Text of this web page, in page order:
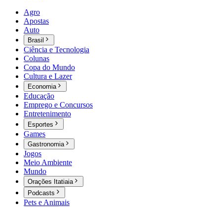
Agro
Apostas
Auto
Brasil
Ciência e Tecnologia
Colunas
Copa do Mundo
Cultura e Lazer
Economia
Educação
Emprego e Concursos
Entretenimento
Esportes
Games
Gastronomia
Jogos
Meio Ambiente
Mundo
Orações Itatiaia
Podcasts
Pets e Animais